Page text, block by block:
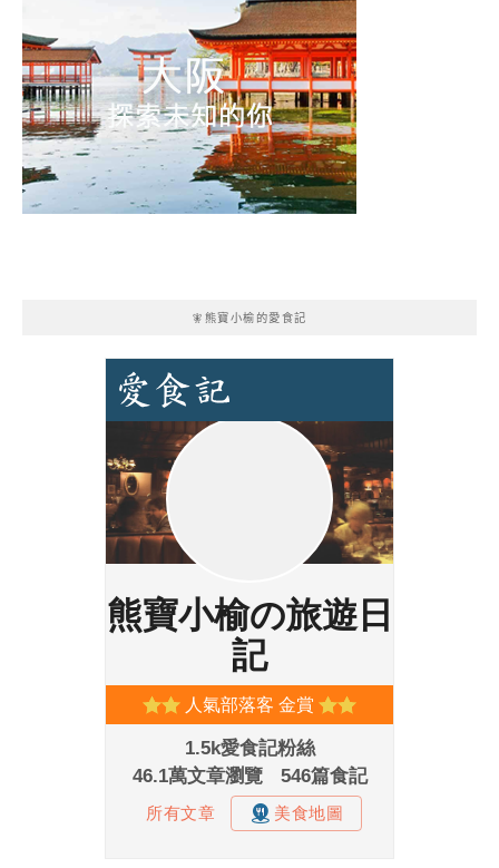
🧚熊寶小榆的愛食記